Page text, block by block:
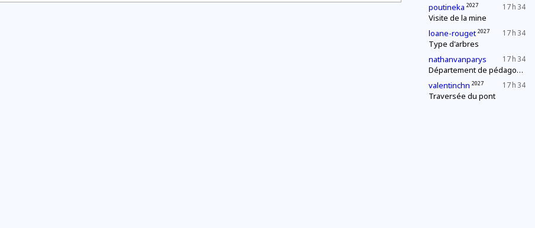
17 h 34
poutineka 2027
Visite de la mine
17 h 34
loane-rouget 2027
Type d'arbres
17 h 34
nathanvanparys
Département de pédagogie : le « c'est plus, c'est moins »
17 h 34
valentinchn 2027
Traversée du pont